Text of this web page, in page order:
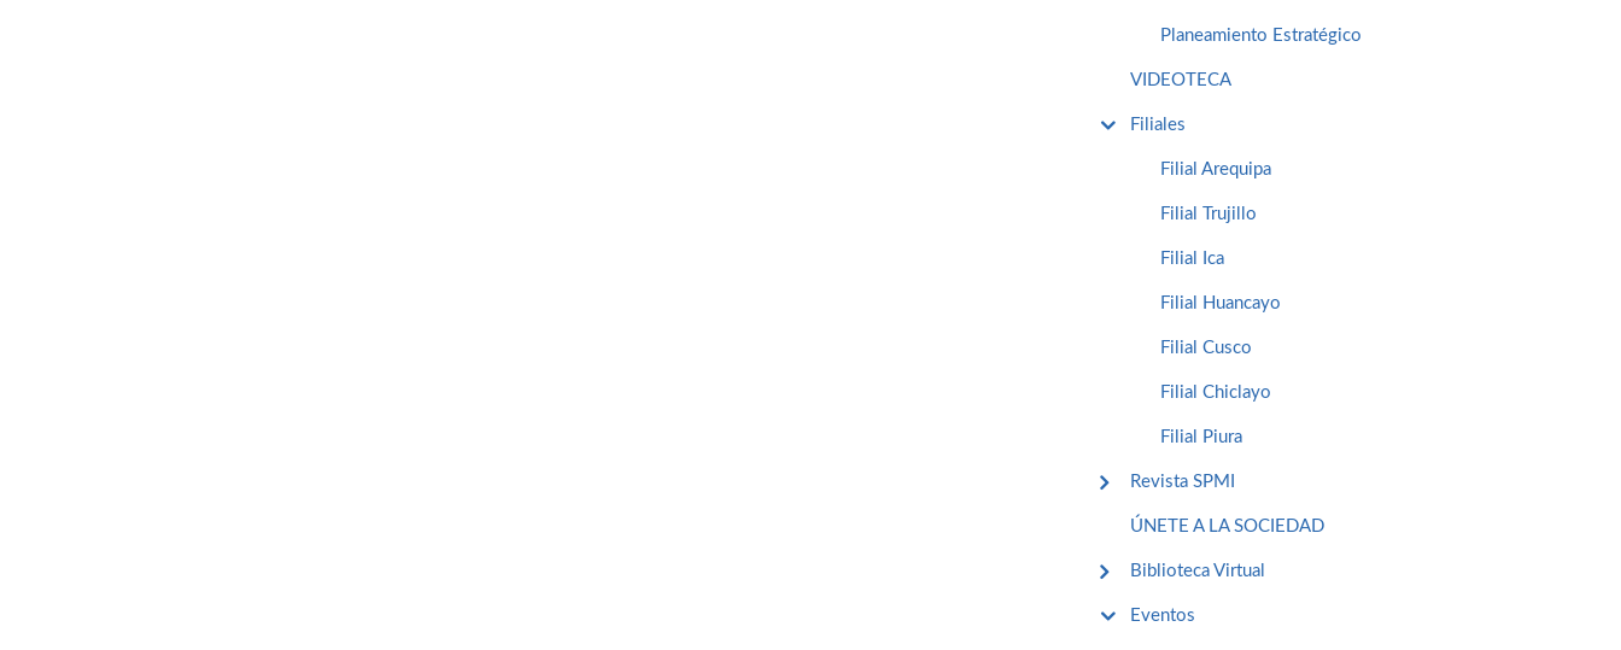
Planeamiento Estratégico
VIDEOTECA
Filiales
Filial Arequipa
Filial Trujillo
Filial Ica
Filial Huancayo
Filial Cusco
Filial Chiclayo
Filial Piura
Revista SPMI
ÚNETE A LA SOCIEDAD
Biblioteca Virtual
Eventos